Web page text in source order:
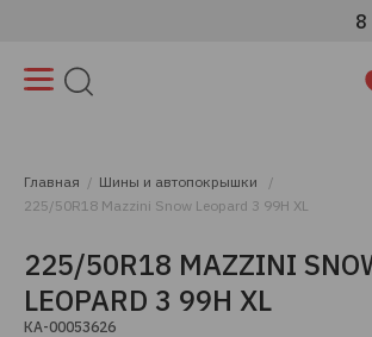
8
Главная
Шины и автопокрышки
225/50R18 Mazzini Snow Leopard 3 99H XL
225/50R18 MAZZINI
LEOPARD 3 99H XL
КА-00053626